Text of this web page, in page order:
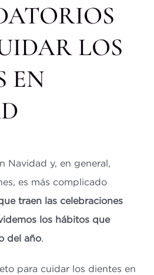
LOS
EN
Navidad y, en general,
es más complicado
traen las celebraciones
los hábitos que
del año.
para cuidar los dientes en